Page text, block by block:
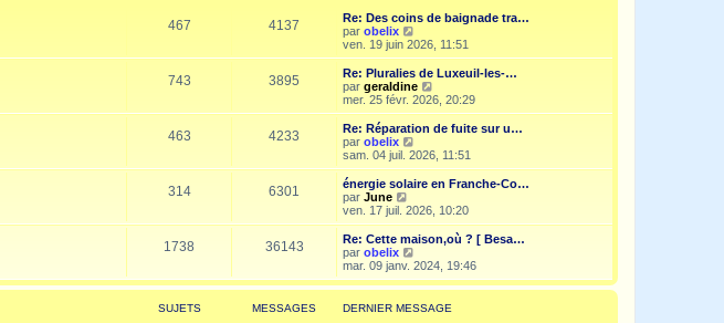
e
r
n
i
e
r
m
e
s
s
a
g
e
467 4137
Re: Des coins de baignade tra…
par obelix
o
i
r
l
e
r
n
i
r
e
s
s
g
e
ven. 19 juin 2026, 11:51
743 3895
Re: Pluralies de Luxeuil-les-…
par geraldine
o
i
r
e
d
r
n
i
r
e
s
a
mer. 25 févr. 2026, 20:29
463 4233
Re: Réparation de fuite sur u…
par obelix
o
i
r
e
e
r
n
i
e
m
sam. 04 juil. 2026, 11:51
314 6301
énergie solaire en Franche-Co…
par June
o
i
r
l
e
e
r
n
ven. 17 juil. 2026, 10:20
1738 36143
Re: Cette maison,où ? [ Besa…
par obelix
o
i
r
l
mar. 09 janv. 2024, 19:46
SUJETS MESSAGES DERNIER MESSAGE